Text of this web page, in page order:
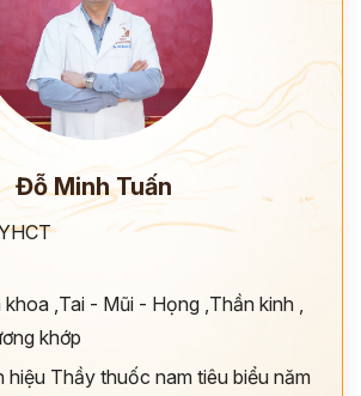
Đỗ Minh Tuấn
khoa Tai - Mũi - Họng Thần kinh
khớp
hiệu Thầy thuốc nam tiêu biểu năm